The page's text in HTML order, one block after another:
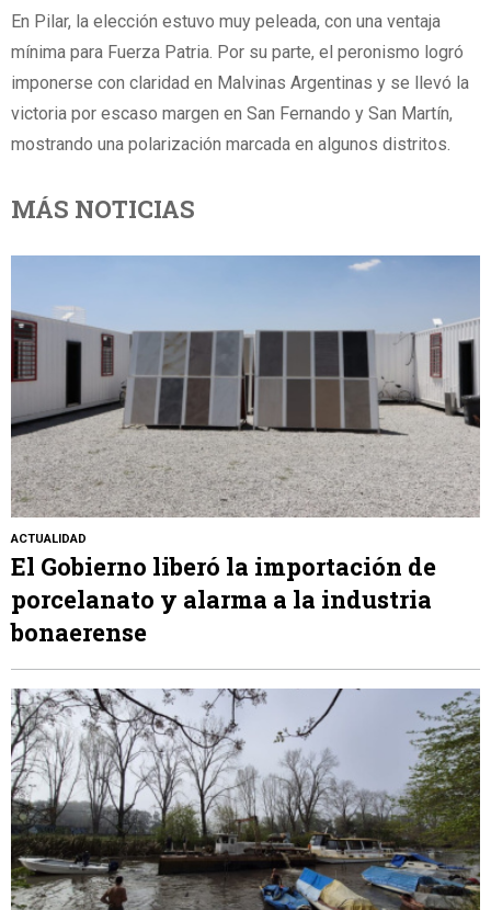
En Pilar, la elección estuvo muy peleada, con una ventaja
mínima para Fuerza Patria. Por su parte, el peronismo logró
imponerse con claridad en Malvinas Argentinas y se llevó la
victoria por escaso margen en San Fernando y San Martín,
mostrando una polarización marcada en algunos distritos.
MÁS NOTICIAS
ACTUALIDAD
El Gobierno liberó la importación de
porcelanato y alarma a la industria
bonaerense